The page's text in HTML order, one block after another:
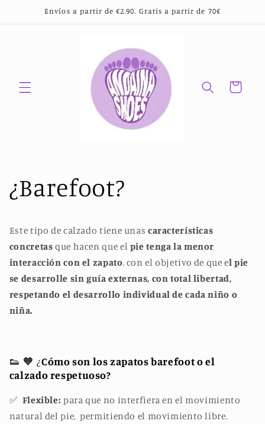
directamenteEnvíos a partir de €2.90. Gratis a partir de 70€
Carrito
¿Barefoot?
Este tipo de calzado tiene unas características
concretas que hacen que el pie tenga la menor
interacción con el zapato, con el objetivo de que el pie
se desarrolle sin guía externas, con total libertad,
respetando el desarrollo individual de cada niño o
niña.
👟 🧡 ¿Cómo son los zapatos barefoot o el
calzado respetuoso?
✅ Flexible: para que no interfiera en el movimiento
natural del pie, permitiendo el movimiento libre.